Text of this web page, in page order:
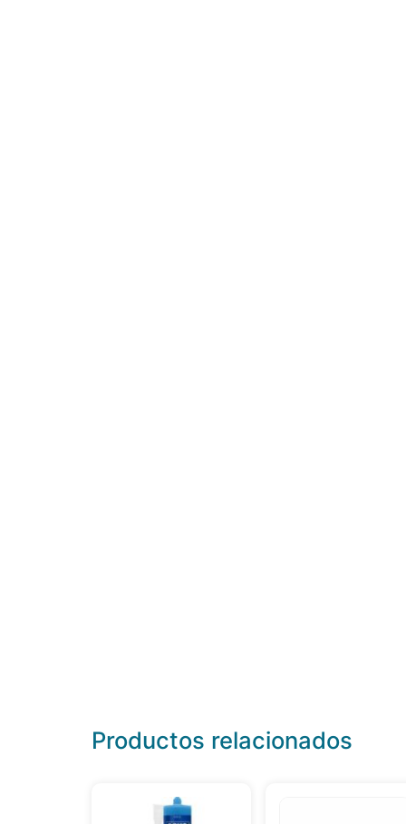
Productos relacionados